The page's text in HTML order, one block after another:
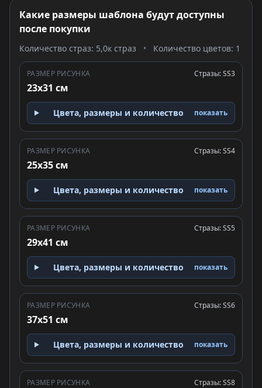
Какие размеры шаблона будут доступны
после покупки
Количество страз: 5,0к страз • Количество цветов: 1
РАЗМЕР РИСУНКА
23x31 см
Стразы: SS3
Цвета, размеры и количество показать
РАЗМЕР РИСУНКА
25x35 см
Стразы: SS4
Цвета, размеры и количество показать
РАЗМЕР РИСУНКА
29x41 см
Стразы: SS5
Цвета, размеры и количество показать
РАЗМЕР РИСУНКА
37x51 см
Стразы: SS6
Цвета, размеры и количество показать
РАЗМЕР РИСУНКА Стразы: SS8